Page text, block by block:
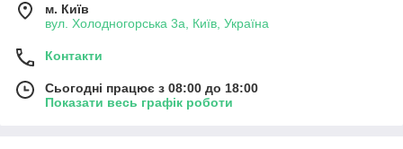
м. Київ
вул. Холодногорська 3а, Київ, Україна
Контакти
Сьогодні працює з 08:00 до 18:00
Показати весь графік роботи